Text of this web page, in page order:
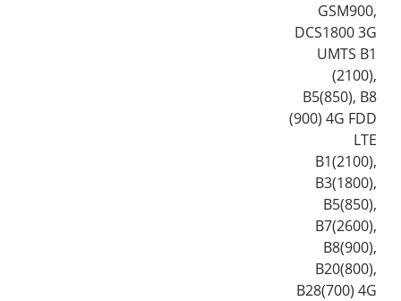
GSM900,
DCS1800 3G
UMTS B1
(2100),
B5(850), B8
(900) 4G FDD
LTE
B1(2100),
B3(1800),
B5(850),
B7(2600),
B8(900),
B20(800),
B28(700) 4G